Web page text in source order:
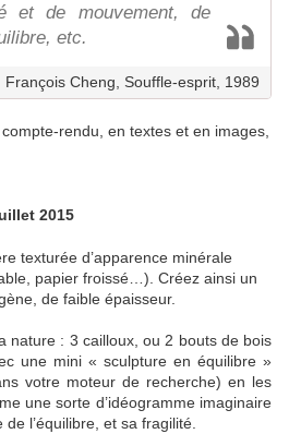
et de mouvement, de
etc.
François Cheng, Souffle-esprit, 1989
rendu, en textes et en images,
2015
texturée d’apparence minérale
papier froissé…). Créez ainsi un
de faible épaisseur.
nature : 3 cailloux, ou 2 bouts de bois
une mini « sculpture en équilibre »
votre moteur de recherche) en les
une sorte d’idéogramme imaginaire
l’équilibre, et sa fragilité.